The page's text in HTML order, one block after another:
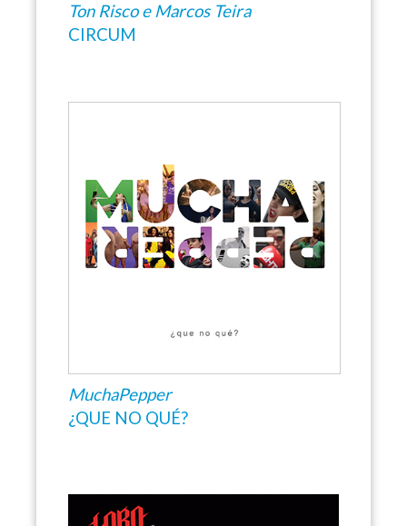
Ton Risco e Marcos Teira
CIRCUM
MuchaPepper
¿QUE NO QUÉ?